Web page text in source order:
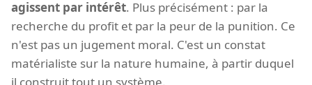
agissent par intérêt. Plus précisément : par la
recherche du profit et par la peur de la punition. Ce
n'est pas un jugement moral. C'est un constat
matérialiste sur la nature humaine, à partir duquel
il construit tout un système.